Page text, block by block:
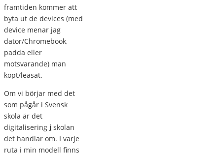
framtiden kommer att
byta ut de devices (med
device menar jag
dator/Chromebook,
padda eller
motsvarande) man
köpt/leasat.
Om vi börjar med det
som pågår i Svensk
skola är det
digitalisering i skolan
det handlar om. I varje
ruta i min modell finns